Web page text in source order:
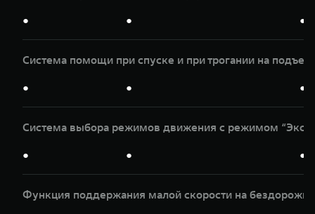
● ● ●
Система помощи при спуске и при трогании на
● ● ●
Система выбора режимов движения с режимом
● ● ●
Функция поддержания малой скорости на